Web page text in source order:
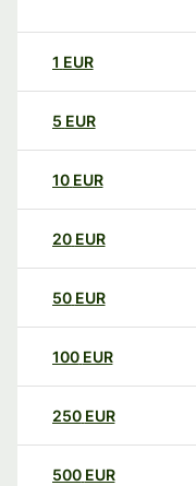
1 EUR
5 EUR
10 EUR
20 EUR
50 EUR
100 EUR
250 EUR
500 EUR